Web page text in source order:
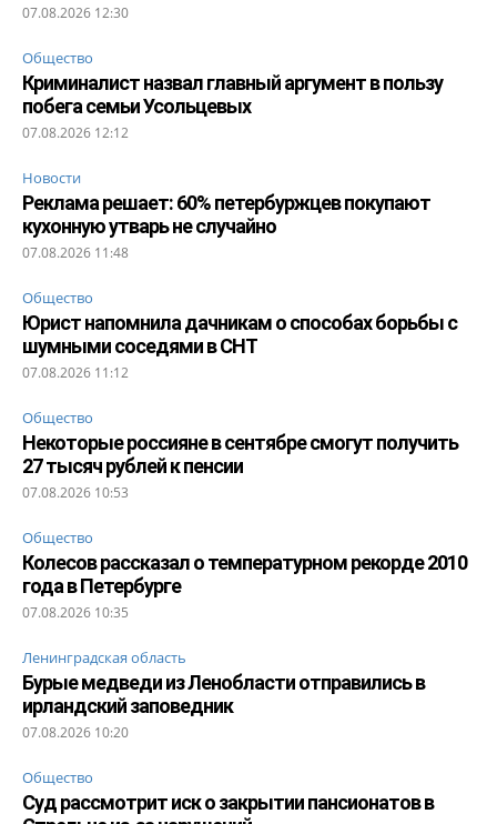
07.08.2026 12:30
Общество
Криминалист назвал главный аргумент в пользу
побега семьи Усольцевых
07.08.2026 12:12
Новости
Реклама решает: 60% петербуржцев покупают
кухонную утварь не случайно
07.08.2026 11:48
Общество
Юрист напомнила дачникам о способах борьбы с
шумными соседями в СНТ
07.08.2026 11:12
Общество
Некоторые россияне в сентябре смогут получить
27 тысяч рублей к пенсии
07.08.2026 10:53
Общество
Колесов рассказал о температурном рекорде 2010
года в Петербурге
07.08.2026 10:35
Ленинградская область
Бурые медведи из Ленобласти отправились в
ирландский заповедник
07.08.2026 10:20
Общество
Суд рассмотрит иск о закрытии пансионатов в